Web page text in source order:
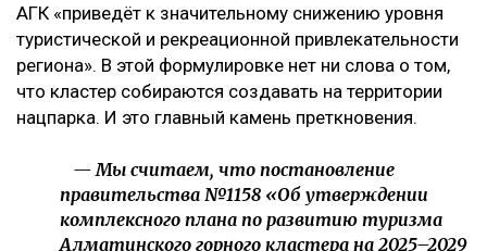
АГК «приведёт к значительному снижению уровня
туристической и рекреационной привлекательности
региона». В этой формулировке нет ни слова о том,
что кластер собираются создавать на территории
нацпарка. И это главный камень преткновения.
— Мы считаем, что постановление
правительства №1158 «Об утверждении
комплексного плана по развитию туризма
Алматинского горного кластера на 2025–2029